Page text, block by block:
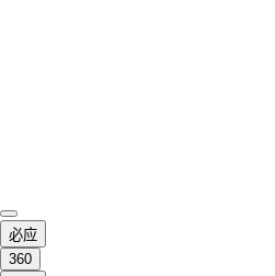
必应
360